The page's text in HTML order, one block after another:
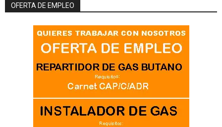
OFERTA DE EMPLEO